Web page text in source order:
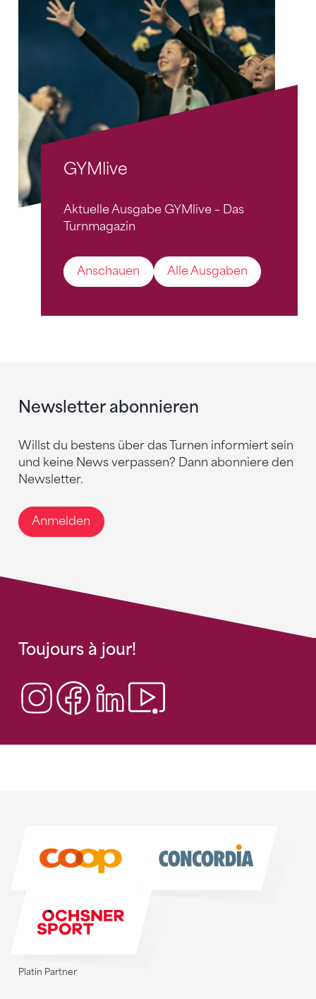
GYMlive
Aktuelle Ausgabe GYMlive – Das
Turnmagazin
Anschauen Alle Ausgaben
Newsletter abonnieren
Willst du bestens über das Turnen informiert sein
und keine News verpassen? Dann abonniere den
Newsletter.
Anmelden
Toujours à jour!
Platin Partner